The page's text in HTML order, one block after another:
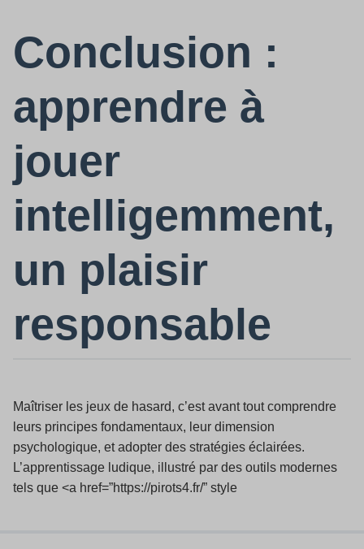
Conclusion :
apprendre à
jouer
intelligemment,
un plaisir
responsable
Maîtriser les jeux de hasard, c’est avant tout comprendre
leurs principes fondamentaux, leur dimension
psychologique, et adopter des stratégies éclairées.
L’apprentissage ludique, illustré par des outils modernes
tels que <a href=”https://pirots4.fr/” style